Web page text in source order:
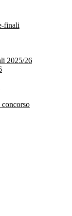
finali
2025/26